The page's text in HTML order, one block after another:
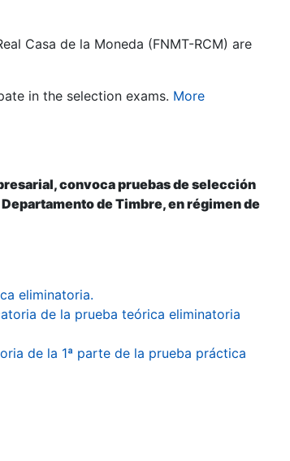
Casa de la Moneda (FNMT-RCM) are
in the selection exams. More
convoca pruebas de selección
de Timbre, en régimen de
eliminatoria.
de la prueba teórica eliminatoria
de la 1ª parte de la prueba práctica